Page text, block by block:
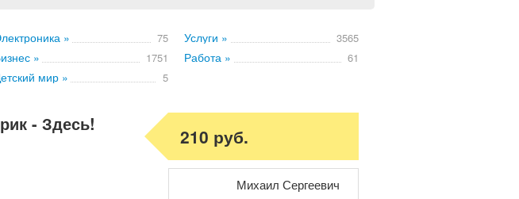
» 75 Услуги » 3565
» 1751 Работа » 61
мир » 5
- Здесь!
210 руб.
Михаил Сергеевич